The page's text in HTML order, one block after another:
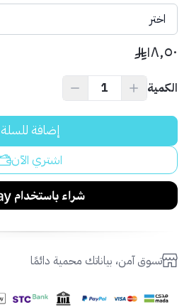
١٨٫٥٠
الكمية
إضافة للسلة
اشتري الآن
تسوق آمن، بياناتك محمية دائمًا